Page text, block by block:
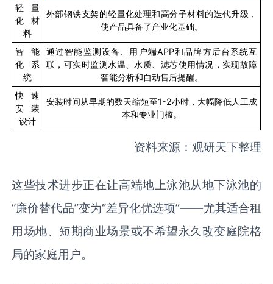
轻量
化材
料
外部钢铁支架的轻量化处理和高分子材料的迭代升级，
使产品具备了产业化基础。
智能
化系
统
通过智能监测设备、用户端APP和品牌方后台系统互
联，可实时监测水温、水质、滤芯使用情况，实现故障
智能分析和自动售后提醒。
快速
安装
设计
安装时间从早期的数天缩短至1-2小时，大幅降低人工成
本和专业门槛。
资料来源：观研天下整理
这些技术进步正在让高端地上泳池从地下泳池的
“廉价替代品”变为“差异化优选项”——尤其适合租
用场地、短期商业场景或不希望永久改变庭院格
局的家庭用户。